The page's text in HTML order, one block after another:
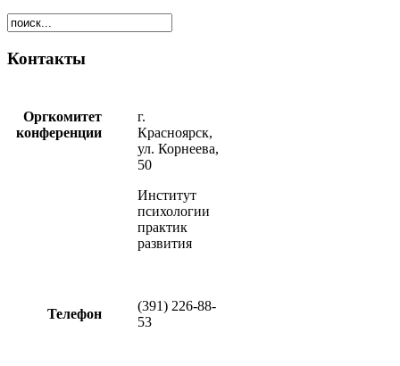
Контакты
Оргкомитет
конференции
г.
Красноярск,
ул. Корнеева,
50
Институт
психологии
практик
развития
Телефон
(391) 226-88-
53